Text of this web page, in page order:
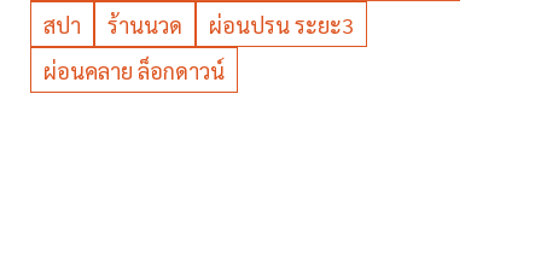
สปา
ร้านนวด
ผ่อนปรน ระยะ3
ผ่อนคลาย ล็อกดาวน์